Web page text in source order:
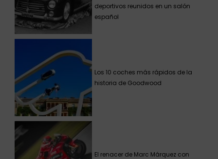
deportivos reunidos en un salón
español
Los 10 coches más rápidos de la
historia de Goodwood
El renacer de Marc Márquez con